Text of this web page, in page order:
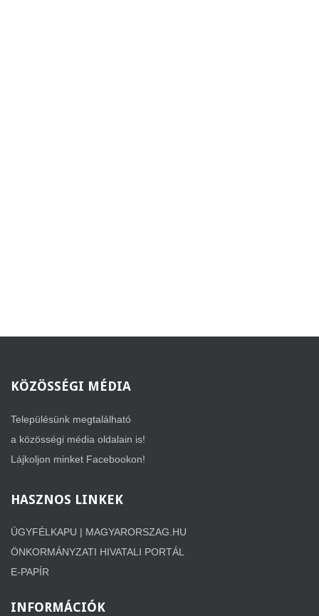
KÖZÖSSÉGI MÉDIA
Településünk megtalálható
a közösségi média oldalain is!
Lájkoljon minket Facebookon!
HASZNOS LINKEK
ÜGYFÉLKAPU | MAGYARORSZAG.HU
ÖNKORMÁNYZATI HIVATALI PORTÁL
E-PAPÍR
INFORMÁCIÓK